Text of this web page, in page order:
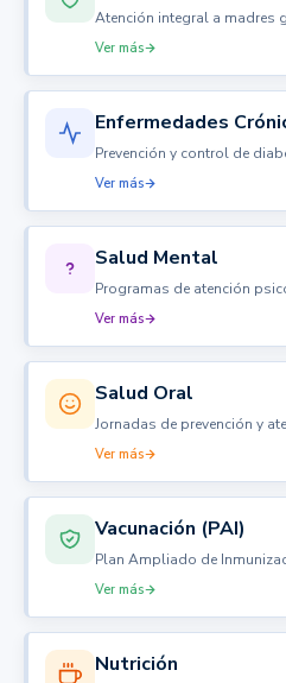
Atención integral a madres
Ver más
Enfermedades
Prevención y control de
Ver más
Salud Mental
Programas de atención
Ver más
Salud Oral
Jornadas de prevención y
Ver más
Vacunación (PAI)
Plan Ampliado de
Ver más
Nutrición